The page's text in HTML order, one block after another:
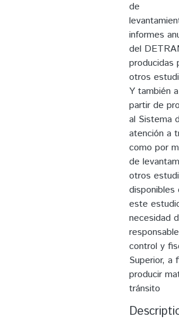
de
informes
del
producidas
otros
Y también a
partir de
al Sistema
atención a
como por
de
otros
disponibles
este
necesidad
control y
Superior, a
producir
tránsito